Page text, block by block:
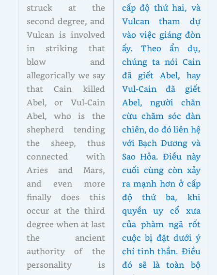
struck at the
second degree, and
Vulcan is involved
in striking that
blow and
allegorically we say
that Cain killed
Abel, or Vul-Cain
Abel, who is the
shepherd tending
the sheep, thus
connected with
Aries and Mars,
and even more
finally does this
occur at the third
degree when at last
the ancient
authority of the
personality is
cấp độ thứ hai, và
Vulcan tham dự
vào việc giáng đòn
ấy. Theo ẩn dụ,
chúng ta nói Cain
đã giết Abel, hay
Vul-Cain đã giết
Abel, người chăn
cừu chăm sóc đàn
chiên, do đó liên hệ
với Bạch Dương và
Sao Hỏa. Điều này
cuối cùng còn xảy
ra mạnh hơn ở cấp
độ thứ ba, khi
quyền uy cổ xưa
của phàm ngã rốt
cuộc bị đặt dưới ý
chí tinh thần. Điều
đó sẽ là toàn bộ